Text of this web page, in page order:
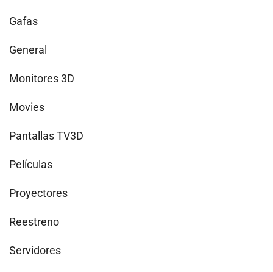
Gafas
General
Monitores 3D
Movies
Pantallas TV3D
Películas
Proyectores
Reestreno
Servidores